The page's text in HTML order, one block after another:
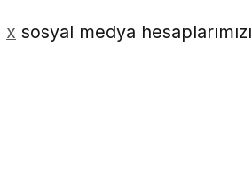
x sosyal medya hesaplarımızı